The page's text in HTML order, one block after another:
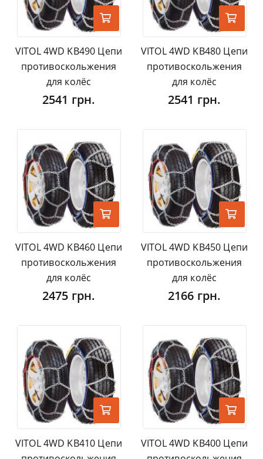
VITOL 4WD KB490 Цепи
противоскольжения
для колёс
2541 грн.
VITOL 4WD KB480 Цепи
противоскольжения
для колёс
2541 грн.
VITOL 4WD KB460 Цепи
противоскольжения
для колёс
2475 грн.
VITOL 4WD KB450 Цепи
противоскольжения
для колёс
2166 грн.
VITOL 4WD KB410 Цепи
VITOL 4WD KB400 Цепи